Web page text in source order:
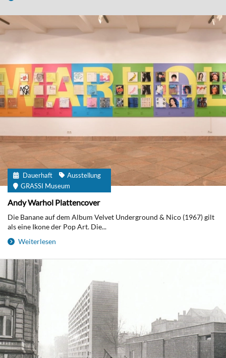
Dauerhaft
Ausstellung
GRASSI Museum
Andy Warhol Plattencover
Die Banane auf dem Album Velvet Underground & Nico (1967) gilt
als eine Ikone der Pop Art. Die...
Weiterlesen